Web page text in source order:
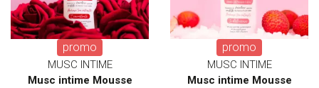
promo
MUSC INTIME
Musc intime Mousse
promo
MUSC INTIME
Musc intime Mousse